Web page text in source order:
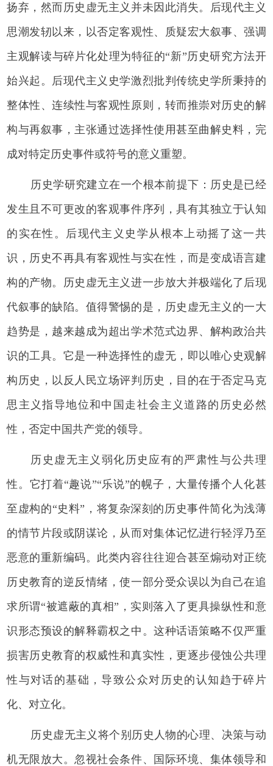
扬弃，然而历史虚无主义并未因此消失。后现代主义
思潮发轫以来，以否定客观性、质疑宏大叙事、强调
主观解读与碎片化处理为特征的“新”历史研究方法开
始兴起。后现代主义史学激烈批判传统史学所秉持的
整体性、连续性与客观性原则，转而推崇对历史的解
构与再叙事，主张通过选择性使用甚至曲解史料，完
成对特定历史事件或符号的意义重塑。
历史学研究建立在一个根本前提下：历史是已经
发生且不可更改的客观事件序列，具有其独立于认知
的实在性。后现代主义史学从根本上动摇了这一共
识，历史不再具有客观性与实在性，而是变成语言建
构的产物。历史虚无主义进一步放大并极端化了后现
代叙事的缺陷。值得警惕的是，历史虚无主义的一大
趋势是，越来越成为超出学术范式边界、解构政治共
识的工具。它是一种选择性的虚无，即以唯心史观解
构历史，以反人民立场评判历史，目的在于否定马克
思主义指导地位和中国走社会主义道路的历史必然
性，否定中国共产党的领导。
历史虚无主义弱化历史应有的严肃性与公共理
性。它打着“趣说”“乐说”的幌子，大量传播个人化甚
至虚构的“史料”，将复杂深刻的历史事件简化为浅薄
的情节片段或阴谋论，从而对集体记忆进行轻浮乃至
恶意的重新编码。此类内容往往迎合甚至煽动对正统
历史教育的逆反情绪，使一部分受众误以为自己在追
求所谓“被遮蔽的真相”，实则落入了更具操纵性和意
识形态预设的解释霸权之中。这种话语策略不仅严重
损害历史教育的权威性和真实性，更逐步侵蚀公共理
性与对话的基础，导致公众对历史的认知趋于碎片
化、对立化。
历史虚无主义将个别历史人物的心理、决策与动
机无限放大。忽视社会条件、国际环境、集体领导和